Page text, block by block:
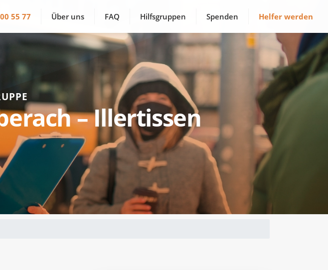
55 77 Über uns FAQ Hilfsgruppen Spenden Helfer werden
– Illertissen